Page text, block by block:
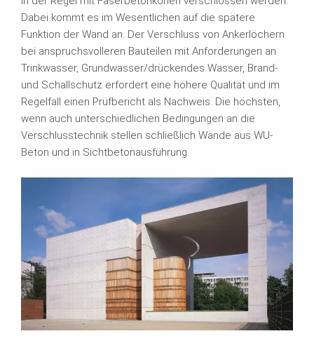
Dabei kommt es im Wesentlichen auf die spätere
Funktion der Wand an. Der Verschluss von Ankerlöchern
bei anspruchsvolleren Bauteilen mit Anforderungen an
Trinkwasser, Grundwasser/drückendes Wasser, Brand-
und Schallschutz erfordert eine höhere Qualität und im
Regelfall einen Prüfbericht als Nachweis. Die höchsten,
wenn auch unterschiedlichen Bedingungen an die
Verschlusstechnik stellen schließlich Wände aus WU-
Beton und in Sichtbetonausführung.